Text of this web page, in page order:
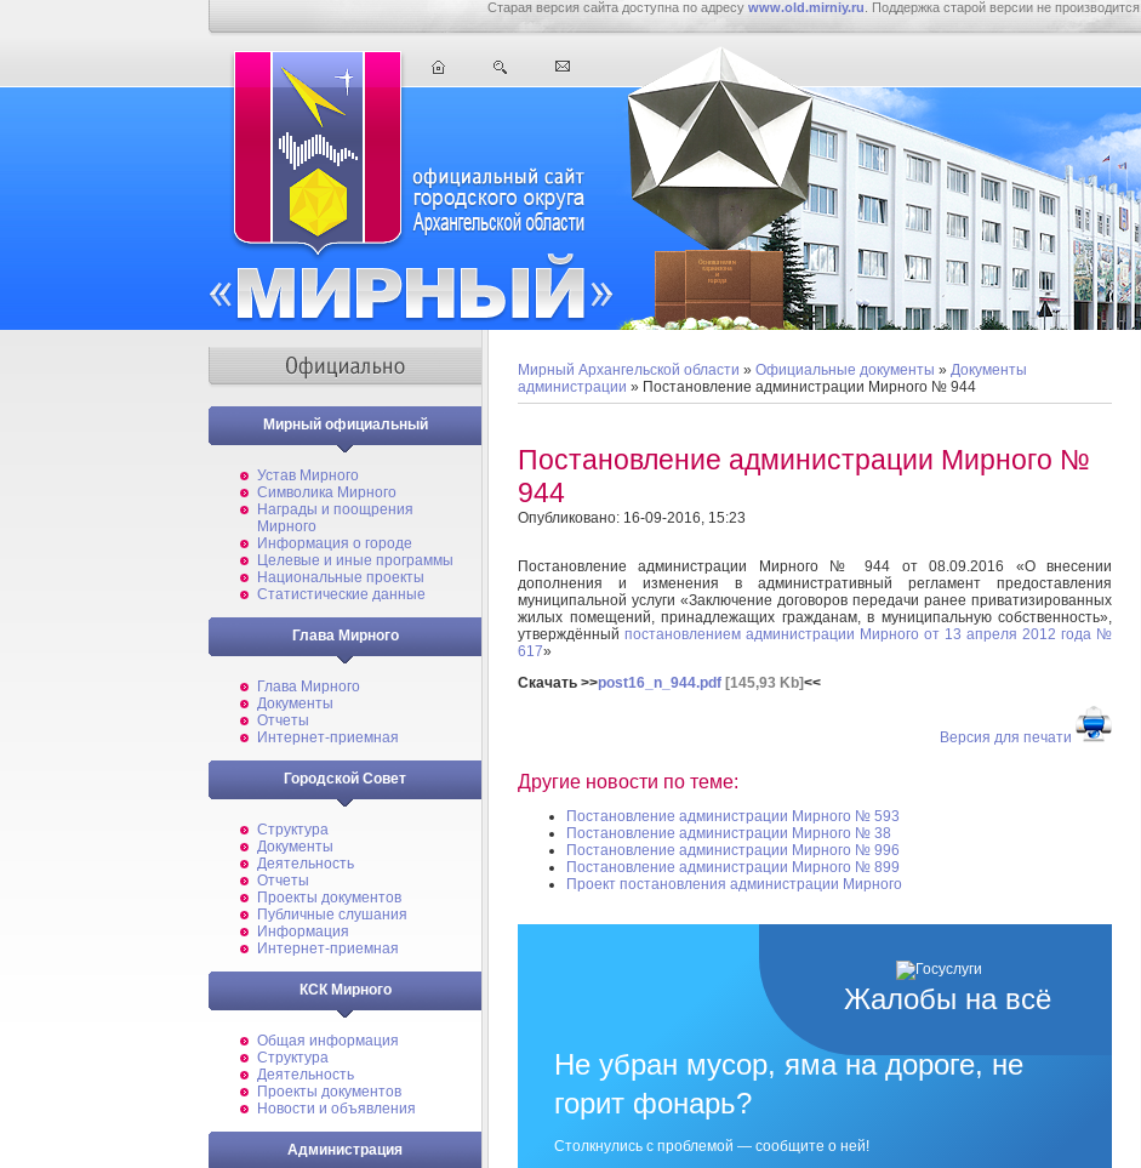
Старая версия сайта доступна по адресу www.old.mirniy.ru . Поддержка старой версии не производится.
Мирный официальный
Устав Мирного
Символика Мирного
Награды и поощрения
Мирного
Информация о городе
Целевые и иные программы
Национальные проекты
Статистические данные
Глава Мирного
Глава Мирного
Документы
Отчеты
Интернет-приемная
Городской Совет
Структура
Документы
Деятельность
Отчеты
Проекты документов
Публичные слушания
Информация
Интернет-приемная
КСК Мирного
Общая информация
Структура
Деятельность
Проекты документов
Новости и объявления
Администрация
Мирный Архангельской области » Официальные документы » Документы
администрации » Постановление администрации Мирного № 944
Постановление администрации Мирного №
944
Опубликовано: 16-09-2016, 15:23
Постановление администрации Мирного № 944 от 08.09.2016 «О внесении
дополнения и изменения в административный регламент предоставления
муниципальной услуги «Заключение договоров передачи ранее приватизированных
жилых помещений, принадлежащих гражданам, в муниципальную собственность»,
утверждённый постановлением администрации Мирного от 13 апреля 2012 года №
617»
Скачать >>post16_n_944.pdf [145,93 Kb]<<
Версия для печати
Другие новости по теме:
Постановление администрации Мирного № 593
Постановление администрации Мирного № 38
Постановление администрации Мирного № 996
Постановление администрации Мирного № 899
Проект постановления администрации Мирного
Жалобы на всё
Не убран мусор, яма на дороге, не
горит фонарь?
Столкнулись с проблемой — сообщите о ней!